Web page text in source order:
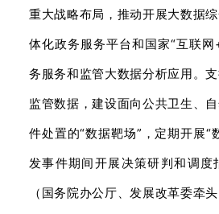
重大战略布局，推动开展大数据
体化政务服务平台和国家“互联
务服务和监管大数据分析应用。
监管数据，建设面向公共卫生、
件处置的“数据靶场”，定期开展“
发事件期间开展决策研判和调度
（国务院办公厅、发展改革委牵